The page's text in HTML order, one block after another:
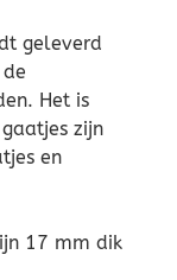
geleverd
Het is
zijn
en
17 mm dik